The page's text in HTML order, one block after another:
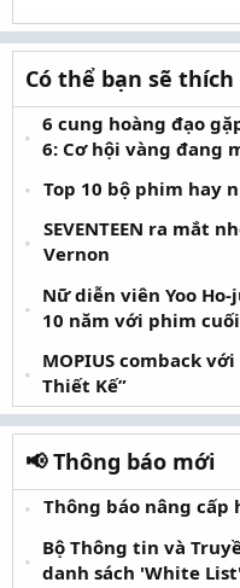
Có thể bạn sẽ thích
6 cung hoàng đạo
6: Cơ hội vàng đang
Top 10 bộ phim hay
SEVENTEEN ra mắt
Vernon
Nữ diễn viên Yoo
10 năm với phim
MOPIUS comback
Thiết Kế”
📢 Thông báo mới
Thông báo nâng cấp
Bộ Thông tin và
danh sách 'White